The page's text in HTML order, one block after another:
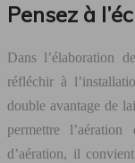
Pensez à
Dans l’élaboration
réfléchir à
double avantage de
permettre
d’aération, il